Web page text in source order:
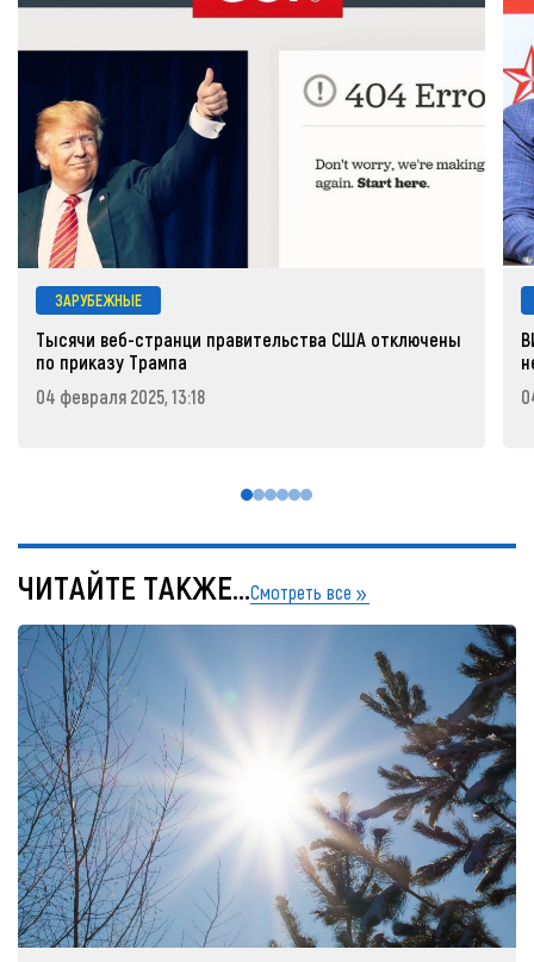
ЗАРУБЕЖНЫЕ
Тысячи веб-странци правительства США отключены
по приказу Трампа
04 февраля 2025, 13:18
ЧИТАЙТЕ ТАКЖЕ...Смотреть все